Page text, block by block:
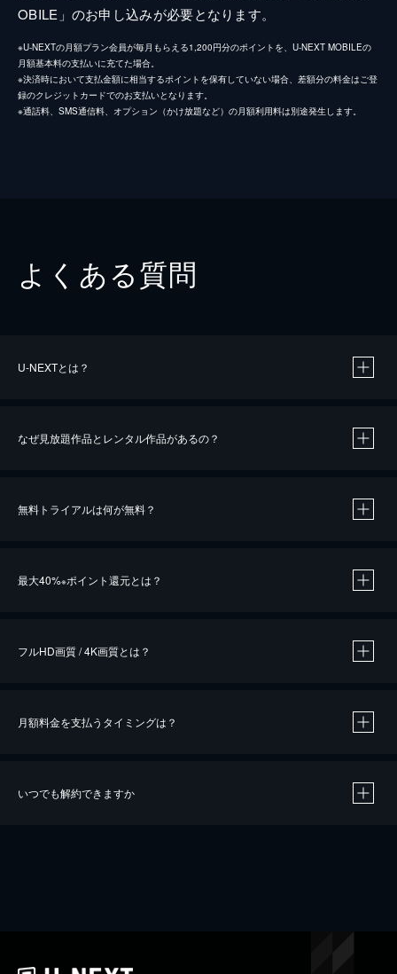
OBILE」のお申し込みが必要となります。
※U-NEXTの月額プラン会員が毎月もらえる1,200円分のポイントを、U-NEXT MOBILEの
月額基本料の支払いに充てた場合。
※決済時において支払金額に相当するポイントを保有していない場合、差額分の料金はご登
録のクレジットカードでのお支払いとなります。
※通話料、SMS通信料、オプション（かけ放題など）の月額利用料は別途発生します。
よくある質問
U-NEXTとは？
なぜ見放題作品とレンタル作品があるの？
無料トライアルは何が無料？
最大40%※ポイント還元とは？
※40％ポイント還元の対象は、クレジットカード決済による作品の購入 / レンタルです。
iOSアプリのUコイン決済による作品の購入 / レンタルは、20％のポイント還元です。
フルHD画質 / 4K画質とは？
月額料金を支払うタイミングは？
いつでも解約できますか